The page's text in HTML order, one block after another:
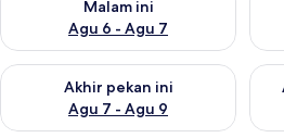
Malam ini
Agu 6 - Agu 7
Akhir pekan ini
Agu 7 - Agu 9
Periksa ketersediaan untuk akhir